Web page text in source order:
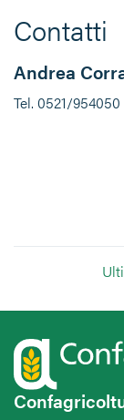
Contatti
Andrea
Tel. 0521/